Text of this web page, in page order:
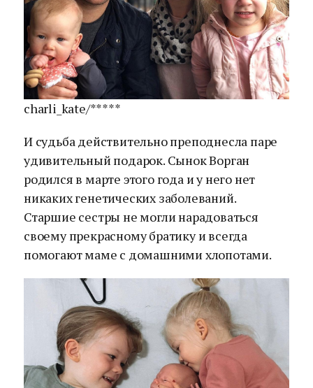
charli_kate/*****
И судьба действительно преподнесла паре
удивительный подарок. Сынок Ворган
родился в марте этого года и у него нет
никаких генетических заболеваний.
Старшие сестры не могли нарадоваться
своему прекрасному братику и всегда
помогают маме с домашними хлопотами.